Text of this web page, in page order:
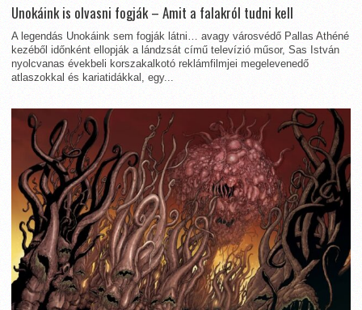
Unokáink is olvasni fogják – Amit a falakról tudni kell
A legendás Unokáink sem fogják látni… avagy városvédő Pallas Athéné
kezéből időnként ellopják a lándzsát című televízió műsor, Sas István
nyolcvanas évekbeli korszakalkotó reklámfilmjei megelevenedő
atlaszokkal és kariatidákkal, egy...